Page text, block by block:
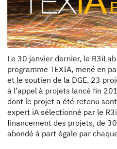
Le 30 janvier dernier, le
programme TEXIA, mené en
et le soutien de la DGE. 23
à l’appel à projets lancé fin
dont le projet a été retenu
expert iA sélectionné par le
financement des projets, de
abondé à part égale par